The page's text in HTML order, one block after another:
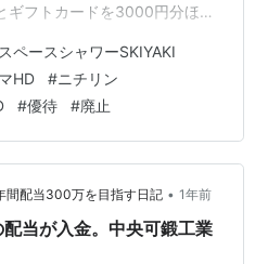
フトカードを3000円分ほど
微妙な気持ちに。 今年はこれ
もあるだろうか・・ 決算で
ペースシャワーSKIYAKIHD
マハ発動機 15円増配×100株
スペースシャワーSKIYAKI
HD #ニチリン
#優待 #廃止
間配当300万を目指す日記 • 1年前
当が入金。中央可鍛工業